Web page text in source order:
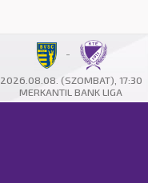
-
2026.08.08. (SZOMBAT), 17:30
MERKANTIL BANK LIGA